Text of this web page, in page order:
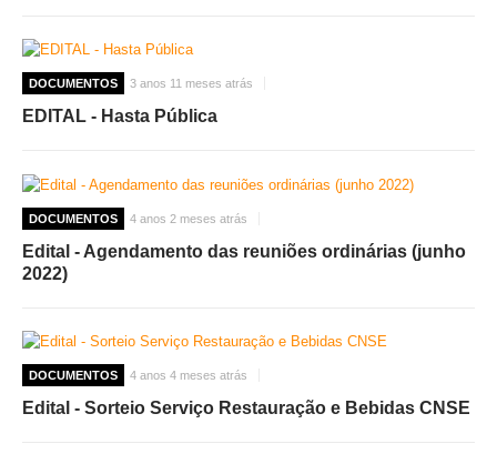
DOCUMENTOS 3 anos 11 meses atrás
EDITAL - Hasta Pública
DOCUMENTOS 4 anos 2 meses atrás
Edital - Agendamento das reuniões ordinárias (junho
2022)
DOCUMENTOS 4 anos 4 meses atrás
Edital - Sorteio Serviço Restauração e Bebidas CNSE